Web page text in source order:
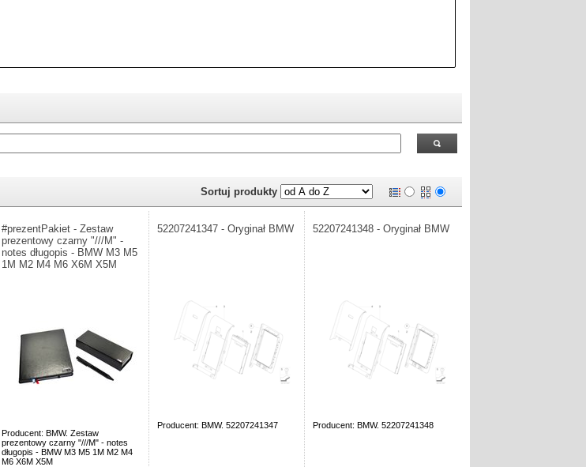
Sortuj produkty
#prezentPakiet - Zestaw
prezentowy czarny "///M" -
notes długopis - BMW M3 M5
1M M2 M4 M6 X6M X5M
Producent: BMW. Zestaw
prezentowy czarny "///M" - notes
długopis - BMW M3 M5 1M M2 M4
M6 X6M X5M
52207241347 - Oryginał BMW
Producent: BMW. 52207241347
52207241348 - Oryginał BMW
Producent: BMW. 52207241348